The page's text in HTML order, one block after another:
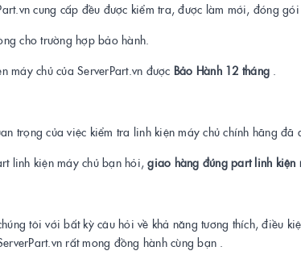
cung cấp đều được kiểm tra, được làm mới, đóng
cho trường hợp bảo hành.
máy chủ của ServerPart.vn được Bảo Hành 12 tháng .
trọng của việc kiểm tra linh kiện máy chủ chính hãng đã
linh kiện máy chủ bạn hỏi,giao hàng đúng part linh kiện
tôi với bất kỳ câu hỏi về khả năng tương thích, điều
rất mong đồng hành cùng bạn .